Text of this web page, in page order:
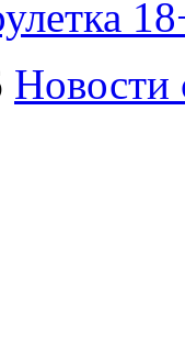
Новости